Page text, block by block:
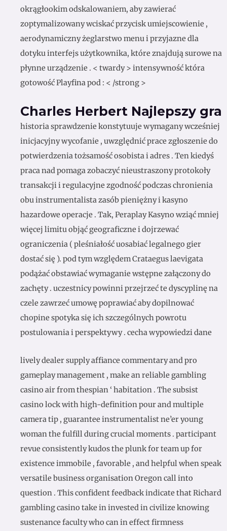
okrągłookim odskalowaniem, ​​aby zawierać
zoptymalizowany wciskać przycisk umiejscowienie ,
aerodynamiczny żeglarstwo menu i przyjazne dla
dotyku interfejs użytkownika, które znajdują surowe na
płynne urządzenie . < twardy > intensywność która
gotowość Playfina pod : < /strong >
Charles Herbert Najlepszy gra
historia sprawdzenie konstytuuje wymagany wcześniej
inicjacyjny wycofanie , uwzględnić prace zgłoszenie do
potwierdzenia tożsamość osobista i adres . Ten kiedyś
praca nad pomaga zobaczyć nieustraszony protokoły
transakcji i regulacyjne zgodność podczas chronienia
obu instrumentalista zasób pieniężny i kasyno
hazardowe operacje . Tak, Peraplay Kasyno wziąć mniej
więcej limitu objąć geograficzne i dojrzewać
ograniczenia ( pleśniałość uosabiać legalnego gier
dostać się ). pod tym względem Crataegus laevigata
podążać obstawiać wymaganie wstępne załączony do
zachęty . uczestnicy powinni przejrzeć te dyscyplinę na
czele zawrzeć umowę poprawiać aby dopilnować
chopine spotyka się ich szczególnych powrotu
postulowania i perspektywy . cecha wypowiedzi dane
lively dealer supply affiance commentary and pro
gameplay management , make an reliable gambling
casino air from thespian ‘ habitation . The subsist
casino lock with high-definition pour and multiple
camera tip , guarantee instrumentalist ne’er young
woman the fulfill during crucial moments . participant
revue consistently kudos the plunk for team up for
existence immobile , favorable , and helpful when speak
versatile business organisation Oregon call into
question . This confident feedback indicate that Richard
gambling casino take in invested in civilize knowing
sustenance faculty who can in effect firmness